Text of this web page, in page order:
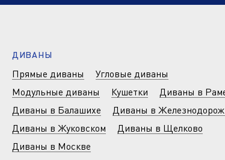
ДИВАНЫ
Прямые диваны
Угловые диваны
Модульные диваны
Кушетки
Диваны в
Диваны в Балашихе
Диваны в
Диваны в Жуковском
Диваны в Щелково
Диваны в Москве